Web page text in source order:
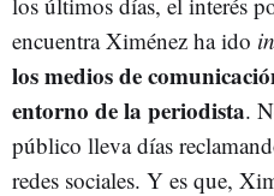
encuentra Ximénez ha ido
los medios de
entorno de la periodista.
público lleva días
redes sociales. Y es que,